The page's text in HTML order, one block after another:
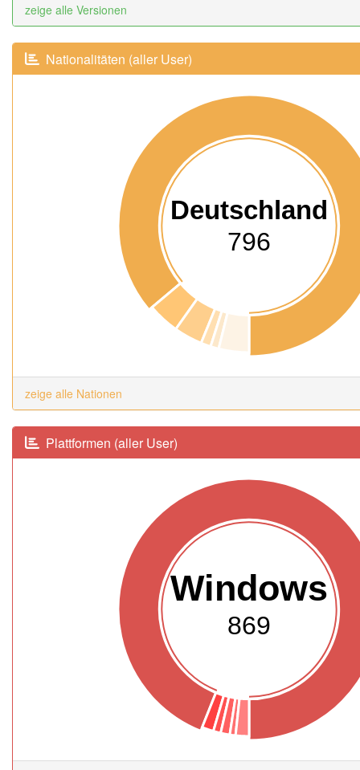
zeige alle Versionen
Nationalitäten (aller User)
Deutschland
796
zeige alle Nationen
Plattformen (aller User)
Windows
869